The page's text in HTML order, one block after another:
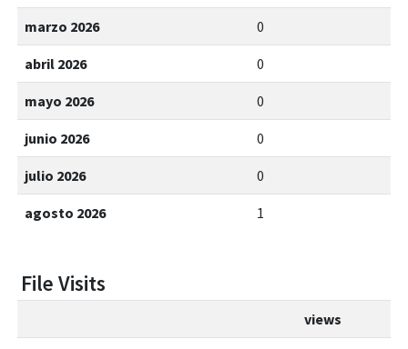
marzo 2026 0
abril 2026 0
mayo 2026 0
junio 2026 0
julio 2026 0
agosto 2026 1
File Visits
views